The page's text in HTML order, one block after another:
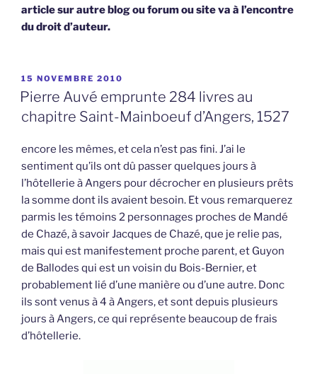
article sur autre blog ou forum ou site va à l’encontre
du droit d’auteur.
PUBLIÉ
LE
15 NOVEMBRE 2010
Pierre Auvé emprunte 284 livres au
chapitre Saint-Mainboeuf d’Angers, 1527
encore les mêmes, et cela n’est pas fini. J’ai le
sentiment qu’ils ont dû passer quelques jours à
l’hôtellerie à Angers pour décrocher en plusieurs prêts
la somme dont ils avaient besoin. Et vous remarquerez
parmis les témoins 2 personnages proches de Mandé
de Chazé, à savoir Jacques de Chazé, que je relie pas,
mais qui est manifestement proche parent, et Guyon
de Ballodes qui est un voisin du Bois-Bernier, et
probablement lié d’une manière ou d’une autre. Donc
ils sont venus à 4 à Angers, et sont depuis plusieurs
jours à Angers, ce qui représente beaucoup de frais
d’hôtellerie.